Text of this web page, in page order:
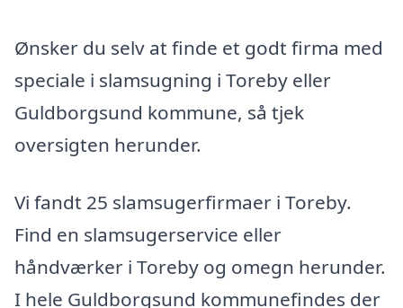
Ønsker du selv at finde et godt firma med
speciale i slamsugning i Toreby eller
Guldborgsund kommune, så tjek
oversigten herunder.
Vi fandt 25 slamsugerfirmaer i Toreby.
Find en slamsugerservice eller
håndværker i Toreby og omegn herunder.
I hele Guldborgsund kommunefindes der